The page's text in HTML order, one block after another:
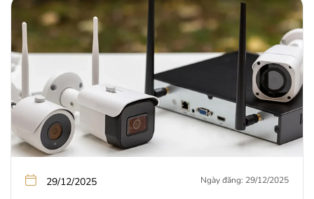
29/12/2025 Ngày đăng: 29/12/2025